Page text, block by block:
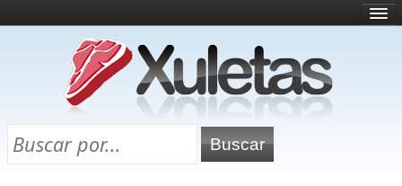
¿Qué es esto?
Directorio
Chuletas para exámenes